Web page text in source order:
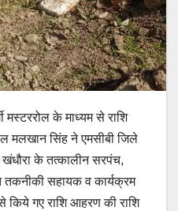
मस्टररोल के माध्यम से राशि
मलखान सिंह ने एमसीबी जिले
के तत्कालीन सरपंच,
तकनीकी सहायक व कार्यक्रम
किये गए राशि आहरण की राशि